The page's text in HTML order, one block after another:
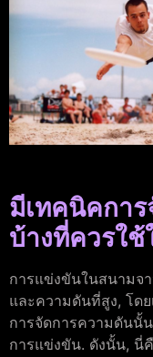
มีเทคนิคกา
บ้างที่ควรใช้
การแข่งขันในสนามจ
และความดันที่สูง, โด
การจัดการความดันนั้
การแข่งขัน. ดังนั้น, นี่